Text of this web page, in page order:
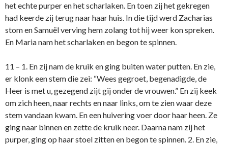
het echte purper en het scharlaken. En toen zij het gekregen
had keerde zij terug naar haar huis. In die tijd werd Zacharias
stom en Samuël verving hem zolang tot hij weer kon spreken.
En Maria nam het scharlaken en begon te spinnen.
11 – 1. En zij nam de kruik en ging buiten water putten. En zie,
er klonk een stem die zei: “Wees gegroet, begenadigde, de
Heer is met u, gezegend zijt gij o­nder de vrouwen.” En zij keek
om zich heen, naar rechts en naar links, om te zien waar deze
stem vandaan kwam. En een huivering voer door haar heen. Ze
ging naar binnen en zette de kruik neer. Daarna nam zij het
purper, ging op haar stoel zitten en begon te spinnen. 2. En zie,